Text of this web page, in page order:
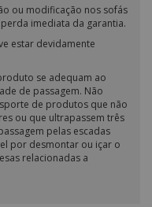
ou modificação nos sofás
imediata da garantia.
estar devidamente
se adequam ao
de passagem. Não
de produtos que não
ou que ultrapassem três
pelas escadas
por desmontar ou içar o
relacionadas a